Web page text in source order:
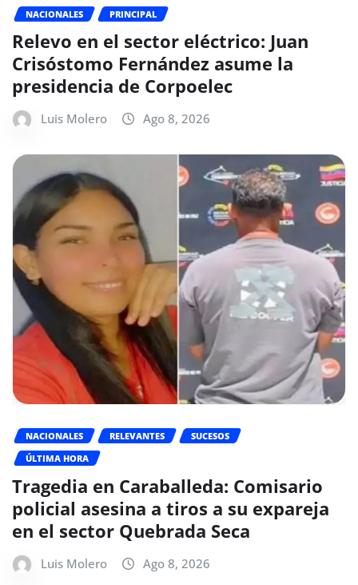
NACIONALES PRINCIPAL
Relevo en el sector eléctrico: Juan
Crisóstomo Fernández asume la
presidencia de Corpoelec
Luis Molero Ago 8, 2026
NACIONALES RELEVANTES
SUCESOS
ÚLTIMA HORA
Tragedia en Caraballeda: Comisario
policial asesina a tiros a su expareja
en el sector Quebrada Seca
Luis Molero Ago 8, 2026